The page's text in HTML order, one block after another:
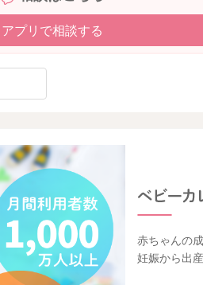
アプリで相談する
赤ちゃんの
妊娠から出